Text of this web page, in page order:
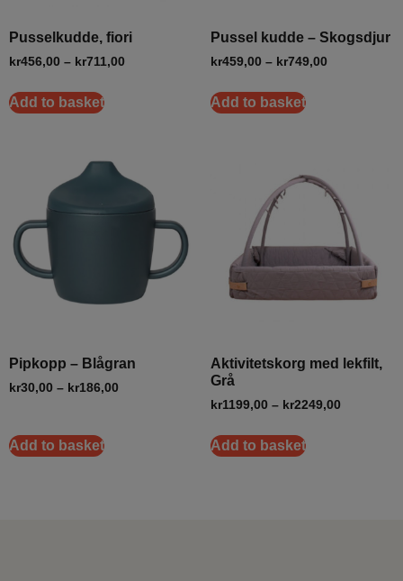
Pusselkudde, fiori
kr456,00 – kr711,00
Add to basket
Pussel kudde – Skogsdjur
kr459,00 – kr749,00
Add to basket
Pipkopp – Blågran
kr30,00 – kr186,00
Add to basket
Aktivitetskorg med lekfilt,
Grå
kr1199,00 – kr2249,00
Add to basket